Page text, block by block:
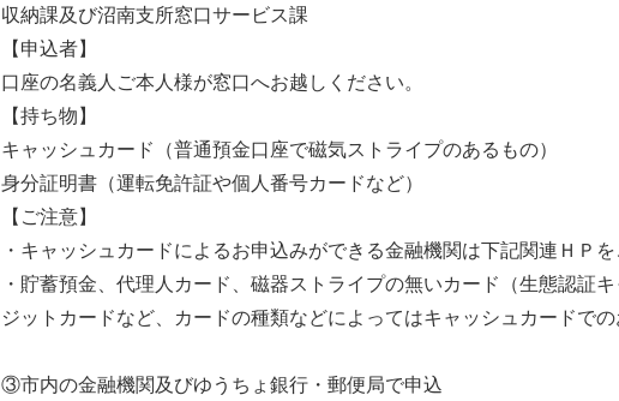
収納課及び沼南支所窓口サービス課
【申込者】
口座の名義人ご本人様が窓口へお越しください。
【持ち物】
キャッシュカード（普通預金口座で磁気ストライプのあるもの）
身分証明書（運転免許証や個人番号カードなど）
【ご注意】
・キャッシュカードによるお申込みができる金融機関は下記関連ＨＰを
・貯蓄預金、代理人カード、磁器ストライプの無いカード（生態認証
ジットカードなど、カードの種類などによってはキャッシュカードで
③市内の金融機関及びゆうちょ銀行・郵便局で申込